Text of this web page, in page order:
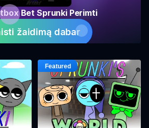
Bet Sprunki Perimti
žaidimą dabar